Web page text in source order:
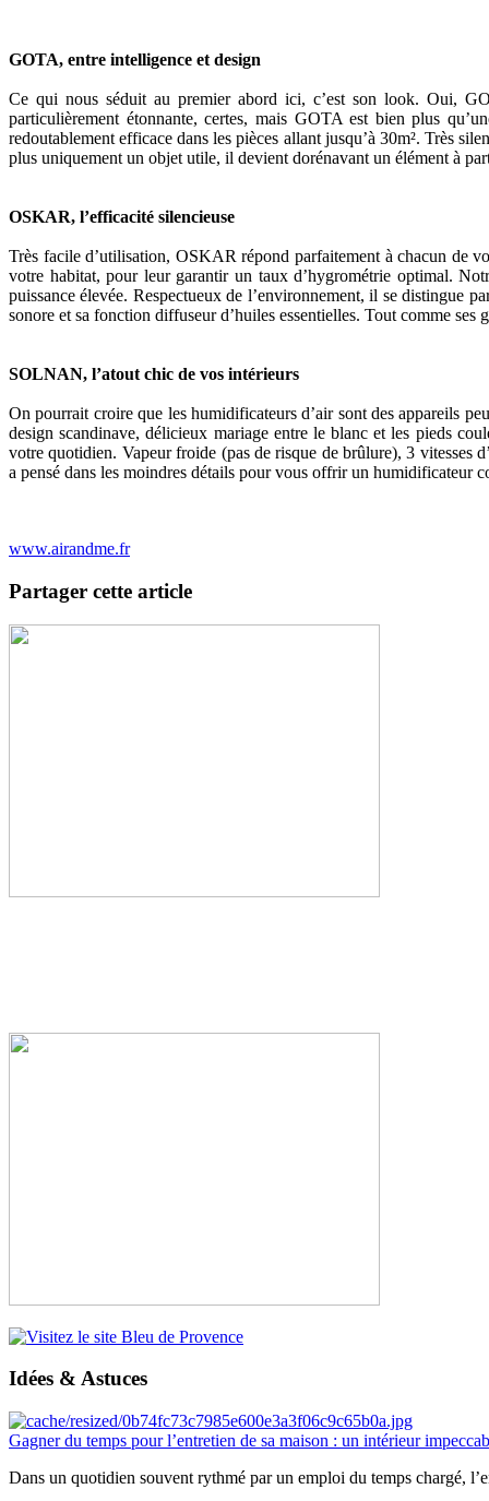
GOTA, entre intelligence et design
Ce qui nous séduit au premier abord ici, c’est son look. Oui,
particulièrement étonnante, certes, mais GOTA est bien plus
redoutablement efficace dans les pièces allant jusqu’à 30m². Très
plus uniquement un objet utile, il devient dorénavant un élément à
OSKAR, l’efficacité silencieuse
Très facile d’utilisation, OSKAR répond parfaitement à chacun de
votre habitat, pour leur garantir un taux d’hygrométrie optimal.
puissance élevée. Respectueux de l’environnement, il se distingue
sonore et sa fonction diffuseur d’huiles essentielles. Tout comme
SOLNAN, l’atout chic de vos intérieurs
On pourrait croire que les humidificateurs d’air sont des appareils
design scandinave, délicieux mariage entre le blanc et les pieds
votre quotidien. Vapeur froide (pas de risque de brûlure), 3
a pensé dans les moindres détails pour vous offrir un humidificateur
www.airandme.fr
Partager cette article
Idées & Astuces
Gagner du temps pour l’entretien de sa maison : un intérieur
Dans un quotidien souvent rythmé par un emploi du temps chargé,